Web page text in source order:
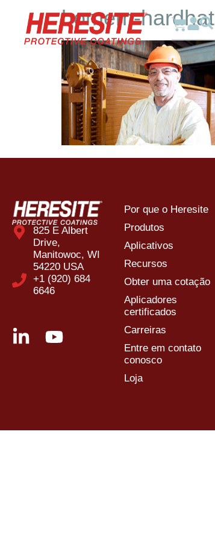
homem-hardhat
825 E Albert
Drive,
Manitowoc, WI
54220 USA
+1 (920) 684
6646
Por que o Heresite
Produtos
Aplicativos
Recursos
Obter uma cotação
Aplicadores
certificados
Carreiras
Entre em contato
conosco
Loja